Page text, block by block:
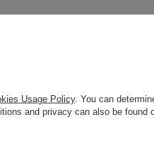
Usage Policy. You can
and privacy can also be found